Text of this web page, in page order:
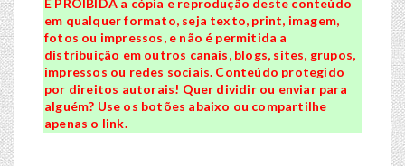
É PROIBIDA a cópia e reprodução deste conteúdo
em qualquer formato, seja texto, print, imagem,
fotos ou impressos, e não é permitida a
distribuição em outros canais, blogs, sites, grupos,
impressos ou redes sociais. Conteúdo protegido
por direitos autorais! Quer dividir ou enviar para
alguém? Use os botões abaixo ou compartilhe
apenas o link.